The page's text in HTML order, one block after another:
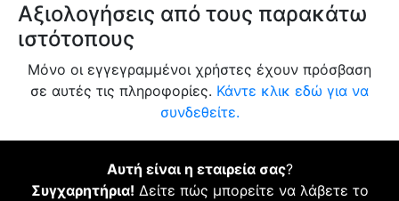
Αξιολογήσεις από τους παρακάτω
ιστότοπους
Μόνο οι εγγεγραμμένοι χρήστες έχουν πρόσβαση
σε αυτές τις πληροφορίες. Κάντε κλικ εδώ για να
συνδεθείτε.
Αυτή είναι η εταιρεία σας?
Συγχαρητήρια! Δείτε πώς μπορείτε να λάβετε το